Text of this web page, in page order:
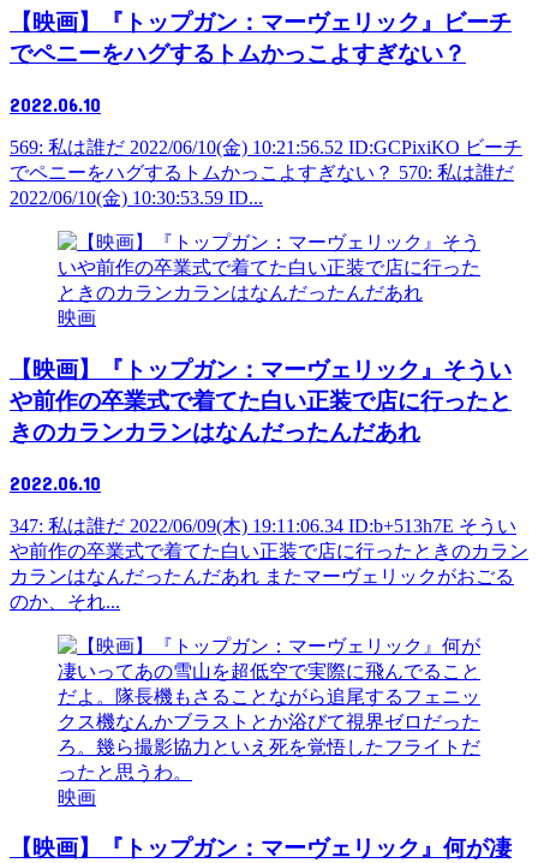
【映画】『トップガン：マーヴェリック』ビーチ
でペニーをハグするトムかっこよすぎない？
2022.06.10
569: 私は誰だ 2022/06/10(金) 10:21:56.52 ID:GCPixiKO ビーチ
でペニーをハグするトムかっこよすぎない？ 570: 私は誰だ
2022/06/10(金) 10:30:53.59 ID...
映画
【映画】『トップガン：マーヴェリック』そうい
や前作の卒業式で着てた白い正装で店に行ったと
きのカランカランはなんだったんだあれ
2022.06.10
347: 私は誰だ 2022/06/09(木) 19:11:06.34 ID:b+513h7E そうい
や前作の卒業式で着てた白い正装で店に行ったときのカラン
カランはなんだったんだあれ またマーヴェリックがおごる
のか、それ...
映画
【映画】『トップガン：マーヴェリック』何が凄